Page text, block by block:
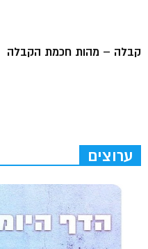
קבלה – מהות חכמת הקבלה
ערוצים